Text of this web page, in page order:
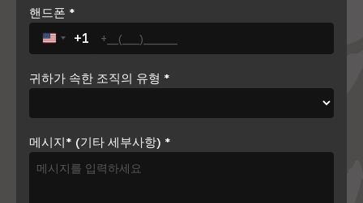
핸드폰 *
United States +1
+1
귀하가 속한 조직의 유형 *
메시지* (기타 세부사항) *